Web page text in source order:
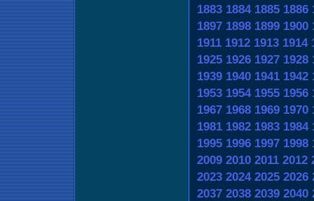
1883 1884 1885 1886
1897 1898 1899 1900
1911 1912 1913 1914
1925 1926 1927 1928
1939 1940 1941 1942
1953 1954 1955 1956
1967 1968 1969 1970
1981 1982 1983 1984
1995 1996 1997 1998
2009 2010 2011 2012
2023 2024 2025 2026
2037 2038 2039 2040